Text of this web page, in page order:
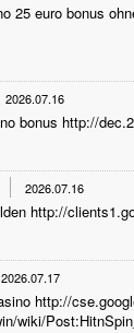
25 euro bonus
2026.07.16
bonus http://
2026.07.16
http://
2026.07.17
http://
wiki/